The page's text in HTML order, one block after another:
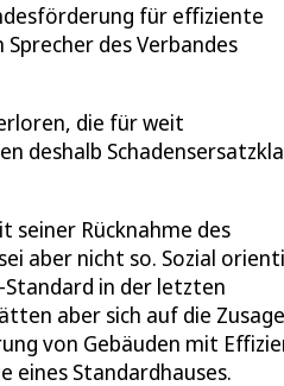
für effiziente
des Verbandes
die für weit
deshalb
seiner Rücknahme des
aber nicht so. Sozial
in der letzten
aber sich auf die
von Gebäuden mit
eines Standardhauses.